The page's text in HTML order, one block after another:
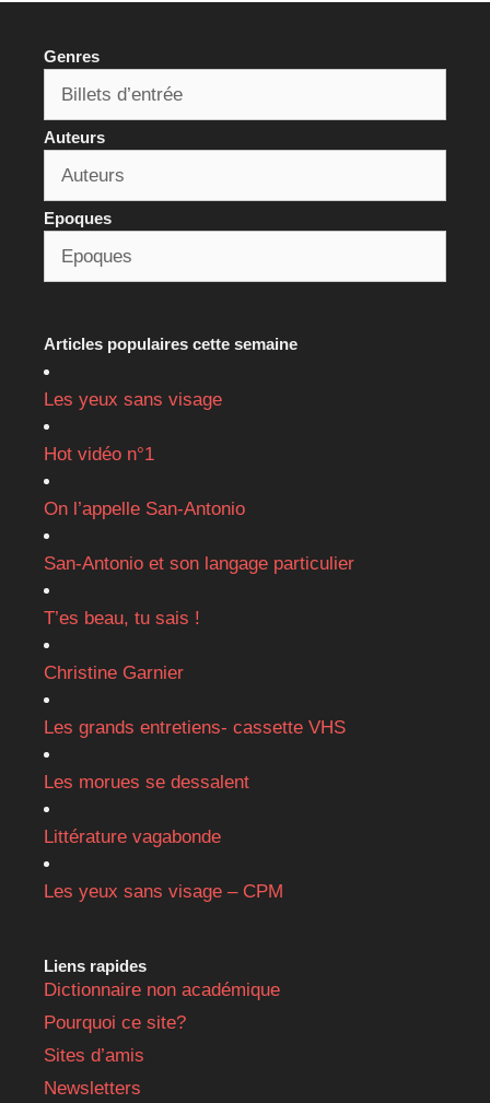
Genres
Auteurs
Epoques
Articles populaires cette semaine
Les yeux sans visage
Hot vidéo n°1
On l’appelle San-Antonio
San-Antonio et son langage particulier
T’es beau, tu sais !
Christine Garnier
Les grands entretiens- cassette VHS
Les morues se dessalent
Littérature vagabonde
Les yeux sans visage – CPM
Liens rapides
Dictionnaire non académique
Pourquoi ce site?
Sites d’amis
Newsletters